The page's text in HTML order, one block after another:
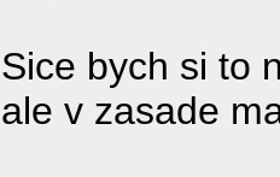
Sice bych si to
ale v zasade